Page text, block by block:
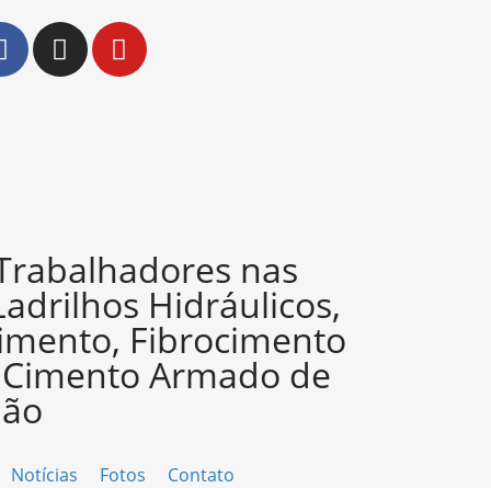
nas
Hidráulicos,
Fibrocimento
Armado de
Notícias Fotos Contato